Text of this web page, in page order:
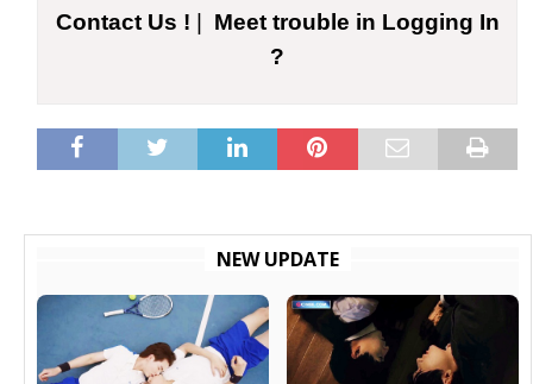
Contact Us !
Meet trouble in Logging In
?
NEW UPDATE